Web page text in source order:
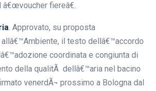
fiereâ€.
. Approvato, su proposta
il testo dellâ€™accordo
coordinata e congiunta di
della qualitÃ dellâ€™aria nel bacino
venerdÃ¬ prossimo a Bologna dal